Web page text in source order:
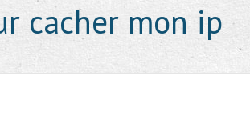
cacher mon ip